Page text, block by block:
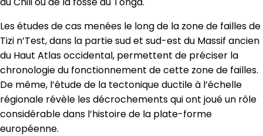
Les études de cas menées le long de la zone de failles de
Tizi n’Test, dans la partie sud et sud-est du Massif ancien
du Haut Atlas occidental, permettent de préciser la
chronologie du fonctionnement de cette zone de failles.
De même, l’étude de la tectonique ductile à l’échelle
régionale révèle les décrochements qui ont joué un rôle
considérable dans l’histoire de la plate-forme
européenne.